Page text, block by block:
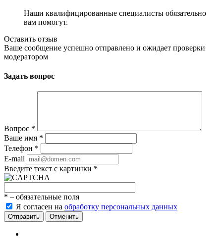
Наши квалифицированные специалисты обязательно
вам помогут.
Оставить отзыв
Ваше сообщение успешно отправлено и ожидает проверки
модератором
Задать вопрос
Вопрос *
Ваше имя *
Телефон *
E-mail
Введите текст с картинки *
* – обязательные поля
Я согласен на обработку персональных данных
Отменить